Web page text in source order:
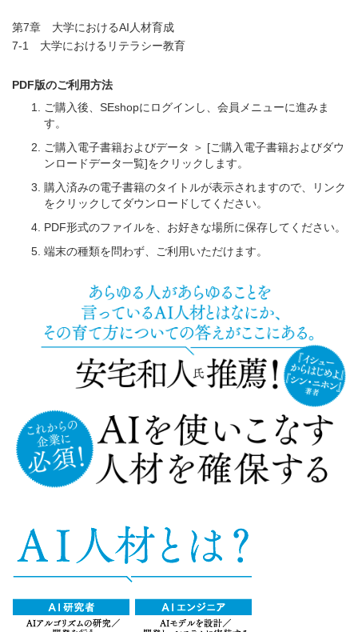
第7章 大学におけるAI人材育成
7-1 大学におけるリテラシー教育
PDF版のご利用方法
ご購入後、SEshopにログインし、会員メニューに進みま
す。
ご購入電子書籍およびデータ ＞ [ご購入電子書籍およびダウ
ンロードデータ一覧]をクリックします。
購入済みの電子書籍のタイトルが表示されますので、リンク
をクリックしてダウンロードしてください。
PDF形式のファイルを、お好きな場所に保存してください。
端末の種類を問わず、ご利用いただけます。